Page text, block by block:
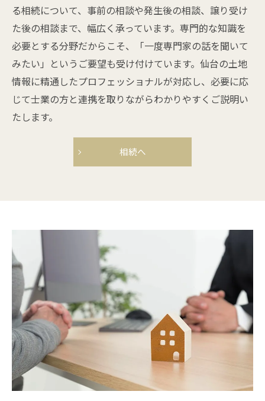
る相続について、事前の相談や発生後の相談、譲り受け
た後の相談まで、幅広く承っています。専門的な知識を
必要とする分野だからこそ、「一度専門家の話を聞いて
みたい」というご要望も受け付けています。仙台の土地
情報に精通したプロフェッショナルが対応し、必要に応
じて士業の方と連携を取りながらわかりやすくご説明い
たします。
相続へ